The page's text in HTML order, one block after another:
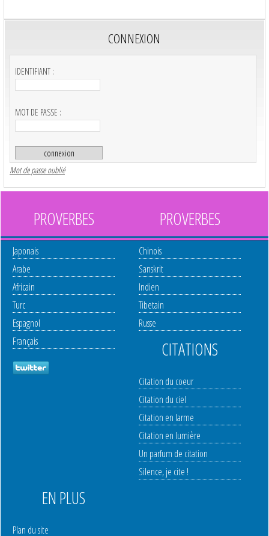
CONNEXION
IDENTIFIANT :
MOT DE PASSE :
Mot de passe oublié
PROVERBES
Japonais
Arabe
Africain
Turc
Espagnol
Français
PROVERBES
Chinois
Sanskrit
Indien
Tibetain
Russe
CITATIONS
Citation du coeur
Citation du ciel
Citation en larme
Citation en lumière
Un parfum de citation
Silence, je cite !
EN PLUS
Plan du site